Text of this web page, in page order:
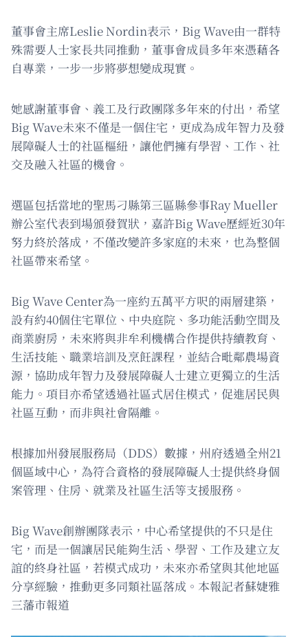
董事會主席Leslie Nordin表示，Big Wave由一群特
殊需要人士家長共同推動，董事會成員多年來憑藉各
自專業，一步一步將夢想變成現實。
她感謝董事會、義工及行政團隊多年來的付出，希望
Big Wave未來不僅是一個住宅，更成為成年智力及發
展障礙人士的社區樞紐，讓他們擁有學習、工作、社
交及融入社區的機會。
選區包括當地的聖馬刁縣第三區縣參事Ray Mueller
辦公室代表到場頒發賀狀，嘉許Big Wave歷經近30年
努力終於落成，不僅改變許多家庭的未來，也為整個
社區帶來希望。
Big Wave Center為一座約五萬平方呎的兩層建築，
設有約40個住宅單位、中央庭院、多功能活動空間及
商業廚房，未來將與非牟利機構合作提供持續教育、
生活技能、職業培訓及烹飪課程，並結合毗鄰農場資
源，協助成年智力及發展障礙人士建立更獨立的生活
能力。項目亦希望透過社區式居住模式，促進居民與
社區互動，而非與社會隔離。
根據加州發展服務局（DDS）數據，州府透過全州21
個區域中心，為符合資格的發展障礙人士提供終身個
案管理、住房、就業及社區生活等支援服務。
Big Wave創辦團隊表示，中心希望提供的不只是住
宅，而是一個讓居民能夠生活、學習、工作及建立友
誼的終身社區，若模式成功，未來亦希望與其他地區
分享經驗，推動更多同類社區落成。本報記者蘇婕雅
三藩市報道